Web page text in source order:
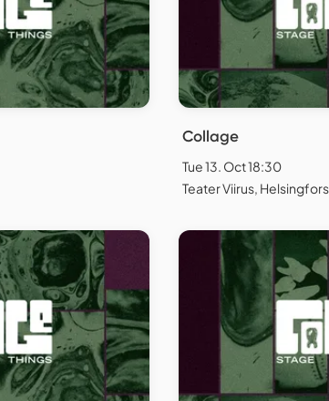
Collage
Tue 13. Oct 18:30
Teater Viirus, Helsingfors